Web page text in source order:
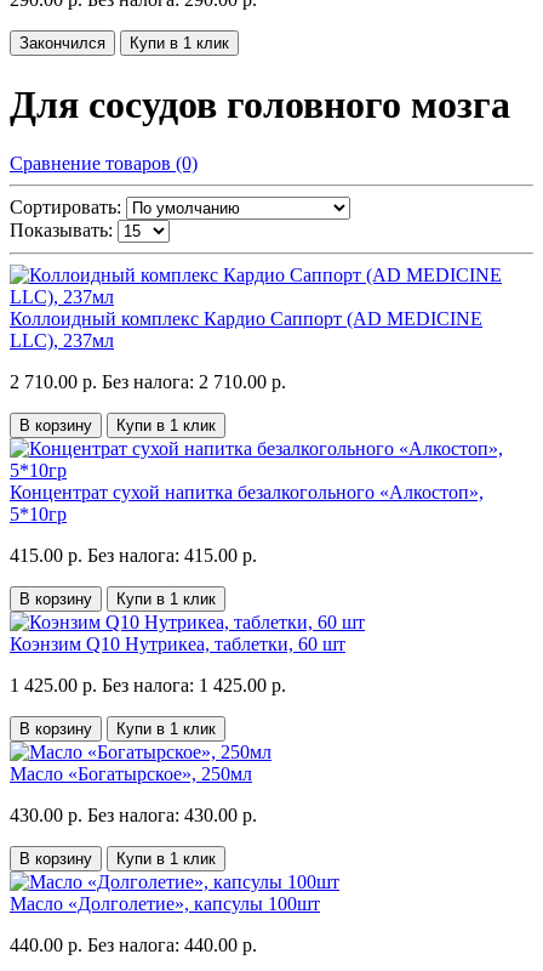
Закончился Купи в 1 клик
Для сосудов головного мозга
Сравнение товаров (0)
Сортировать:
Показывать:
Коллоидный комплекс Кардио Саппорт (AD MEDICINE
LLC), 237мл
2 710.00 р. Без налога: 2 710.00 р.
В корзину Купи в 1 клик
Концентрат сухой напитка безалкогольного «Алкостоп»,
5*10гр
415.00 р. Без налога: 415.00 р.
В корзину Купи в 1 клик
Коэнзим Q10 Нутрикеа, таблетки, 60 шт
1 425.00 р. Без налога: 1 425.00 р.
В корзину Купи в 1 клик
Масло «Богатырское», 250мл
430.00 р. Без налога: 430.00 р.
В корзину Купи в 1 клик
Масло «Долголетие», капсулы 100шт
440.00 р. Без налога: 440.00 р.